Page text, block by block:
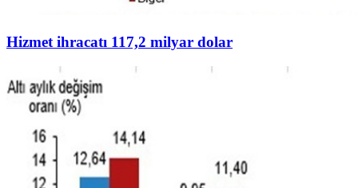
Hizmet ihracatı 117,2 milyar dolar